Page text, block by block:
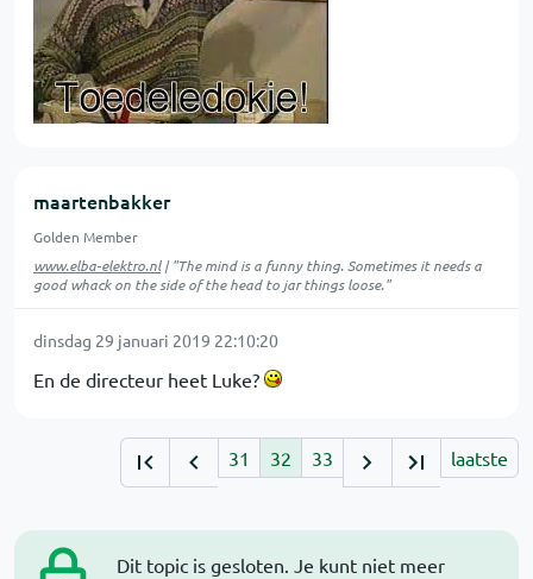
Dit topic is gesloten. Je kunt niet meer
maartenbakker
Golden Member
www.elba-elektro.nl| "The mind is a funny thing. Sometimes it needs a
good whack on the side of the head to jar things loose."
dinsdag 29 januari 2019 22:10:20
En de directeur heet Luke?
31 32 33 laatste